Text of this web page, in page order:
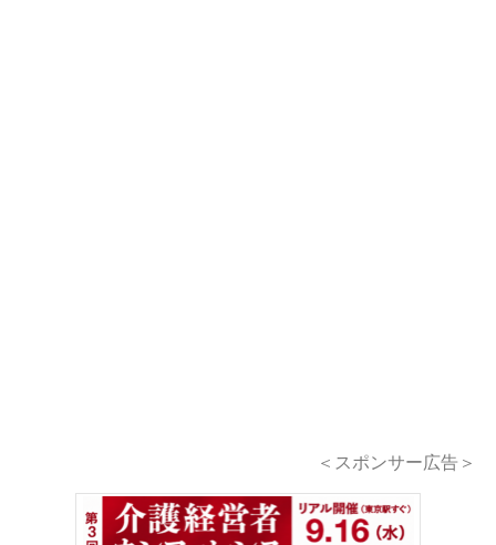
＜スポンサー広告＞